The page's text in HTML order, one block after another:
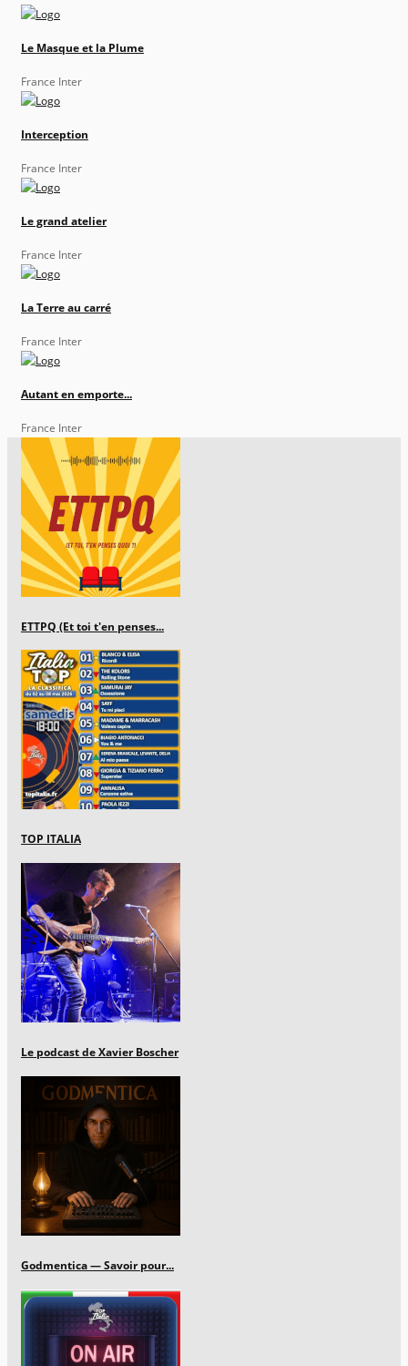
Le Masque et la Plume
France Inter
Interception
France Inter
Le grand atelier
France Inter
La Terre au carré
France Inter
Autant en emporte...
France Inter
ETTPQ (Et toi t'en penses...
TOP ITALIA
Le podcast de Xavier Boscher
Godmentica — Savoir pour...